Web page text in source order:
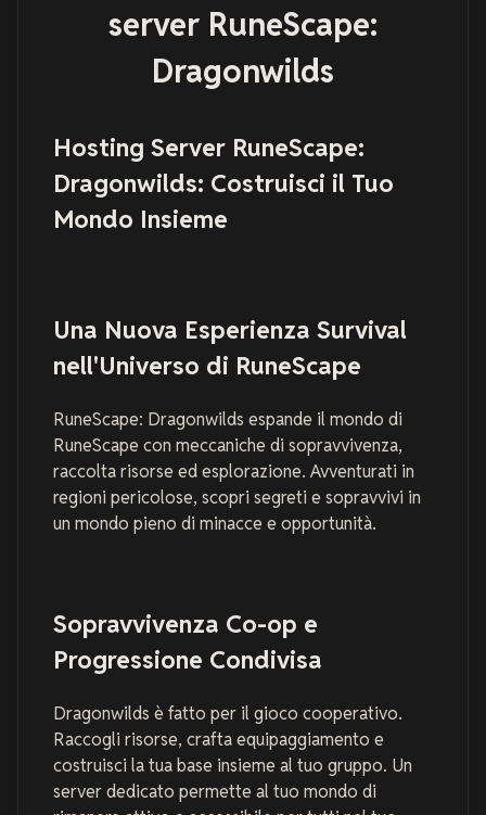
server RuneScape:
Dragonwilds
Hosting Server RuneScape:
Dragonwilds: Costruisci il Tuo
Mondo Insieme
Una Nuova Esperienza Survival
nell'Universo di RuneScape
RuneScape: Dragonwilds espande il mondo di
RuneScape con meccaniche di sopravvivenza,
raccolta risorse ed esplorazione. Avventurati in
regioni pericolose, scopri segreti e sopravvivi in
un mondo pieno di minacce e opportunità.
Sopravvivenza Co-op e
Progressione Condivisa
Dragonwilds è fatto per il gioco cooperativo.
Raccogli risorse, crafta equipaggiamento e
costruisci la tua base insieme al tuo gruppo. Un
server dedicato permette al tuo mondo di